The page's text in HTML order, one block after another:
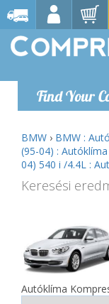
Find Your
BMW › BMW :
(95-04) :
04) 540 i /4.4L :
Keresési
Autóklíma